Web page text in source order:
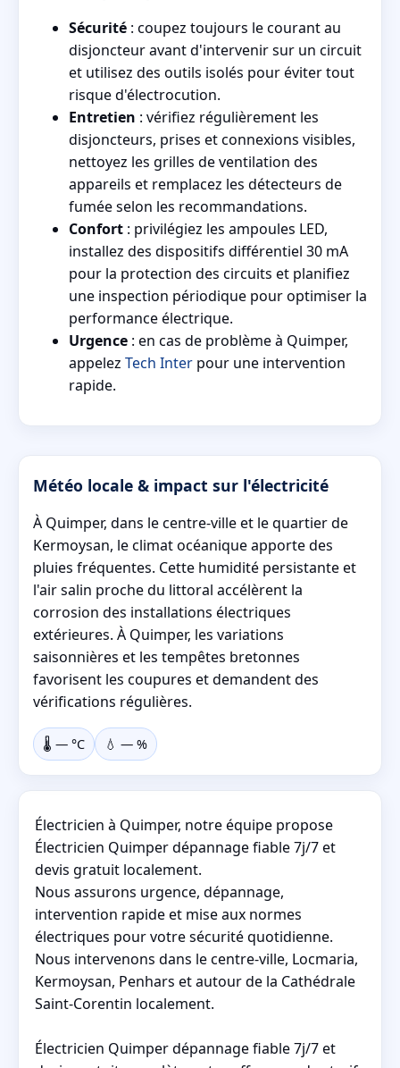
Sécurité : coupez toujours le courant au
disjoncteur avant d'intervenir sur un circuit
et utilisez des outils isolés pour éviter tout
risque d'électrocution.
Entretien : vérifiez régulièrement les
disjoncteurs, prises et connexions visibles,
nettoyez les grilles de ventilation des
appareils et remplacez les détecteurs de
fumée selon les recommandations.
Confort : privilégiez les ampoules LED,
installez des dispositifs différentiel 30 mA
pour la protection des circuits et planifiez
une inspection périodique pour optimiser la
performance électrique.
Urgence : en cas de problème à Quimper,
appelez Tech Inter pour une intervention
rapide.
Météo locale & impact sur l'électricité
À Quimper, dans le centre-ville et le quartier de
Kermoysan, le climat océanique apporte des
pluies fréquentes. Cette humidité persistante et
l'air salin proche du littoral accélèrent la
corrosion des installations électriques
extérieures. À Quimper, les variations
saisonnières et les tempêtes bretonnes
favorisent les coupures et demandent des
vérifications régulières.
🌡️ — °C 💧 — %
Électricien à Quimper, notre équipe propose
Électricien Quimper dépannage fiable 7j/7 et
devis gratuit localement.
Nous assurons urgence, dépannage,
intervention rapide et mise aux normes
électriques pour votre sécurité quotidienne.
Nous intervenons dans le centre-ville, Locmaria,
Kermoysan, Penhars et autour de la Cathédrale
Saint-Corentin localement.
Électricien Quimper dépannage fiable 7j/7 et